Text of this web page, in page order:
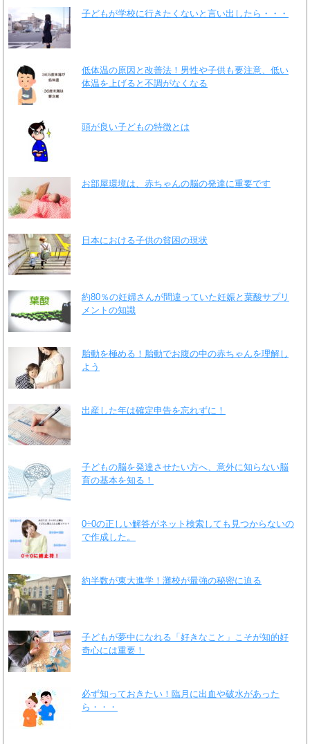
子どもが学校に行きたくないと言い出したら・・・
低体温の原因と改善法！男性や子供も要注意、低い
体温を上げると不調がなくなる
頭が良い子どもの特徴とは
お部屋環境は、赤ちゃんの脳の発達に重要です
日本における子供の貧困の現状
約80％の妊婦さんが間違っていた妊娠と葉酸サプリ
メントの知識
胎動を極める！胎動でお腹の中の赤ちゃんを理解し
よう
出産した年は確定申告を忘れずに！
子どもの脳を発達させたい方へ、意外に知らない脳
育の基本を知る！
0÷0の正しい解答がネット検索しても見つからないの
で作成した。
約半数が東大進学！灘校が最強の秘密に迫る
子どもが夢中になれる「好きなこと」こそが知的好
奇心には重要！
必ず知っておきたい！臨月に出血や破水があった
ら・・・